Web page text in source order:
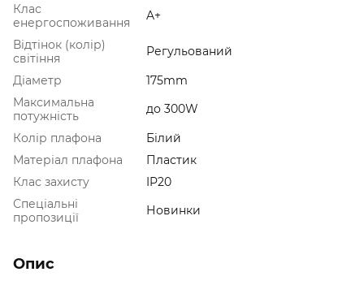
Клас
енергоспоживання
A+
Відтінок (колір)
світіння
Регульований
Діаметр
175mm
Максимальна
потужність
до 300W
Колір плафона
Білий
Матеріал плафона
Пластик
Клас захисту
IP20
Спеціальні
пропозиції
Новинки
Опис